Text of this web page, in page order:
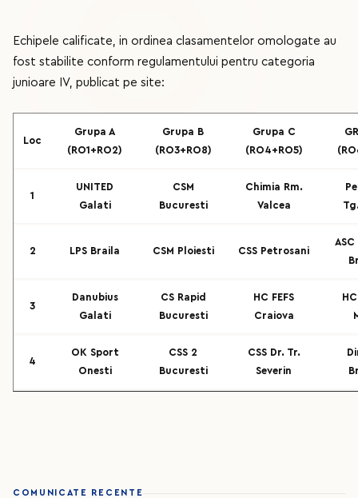
Echipele calificate, in ordinea clasamentelor omologate au
fost stabilite conform regulamentului pentru categoria
junioare IV, publicat pe site:
Loc
Grupa A
(RO1+RO2)
Grupa B
(RO3+RO8)
Grupa C
(RO4+RO5)
1
UNITED
Galati
CSM
Bucuresti
Chimia Rm.
Valcea
2 LPS Braila CSM Ploiesti CSS Petrosani
3
Danubius
Galati
CS Rapid
Bucuresti
HC FEFS
Craiova
4
OK Sport
Onesti
CSS 2
Bucuresti
CSS Dr. Tr.
Severin
COMUNICATE RECENTE